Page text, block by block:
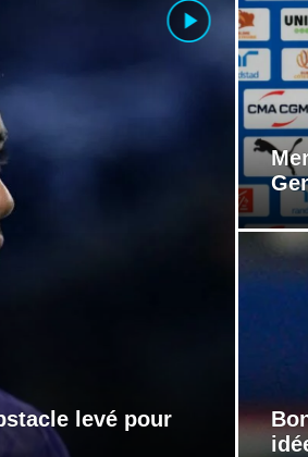
levé pour